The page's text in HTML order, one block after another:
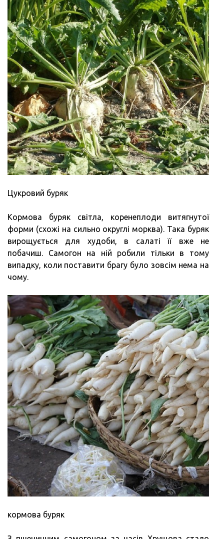
Цукровий буряк
Кормова буряк світла, коренеплоди витягнутої
форми (схожі на сильно округлі морква). Така буряк
вирощується для худоби, в салаті її вже не
побачиш. Самогон на ній робили тільки в тому
випадку, коли поставити брагу було зовсім нема на
чому.
кормова буряк